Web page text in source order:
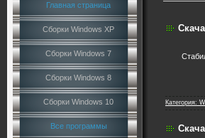
Главная страница
Сборки Windows XP
Сборки Windows 7
Сборки Windows 8
Сборки Windows 10
Все программы
Категория: